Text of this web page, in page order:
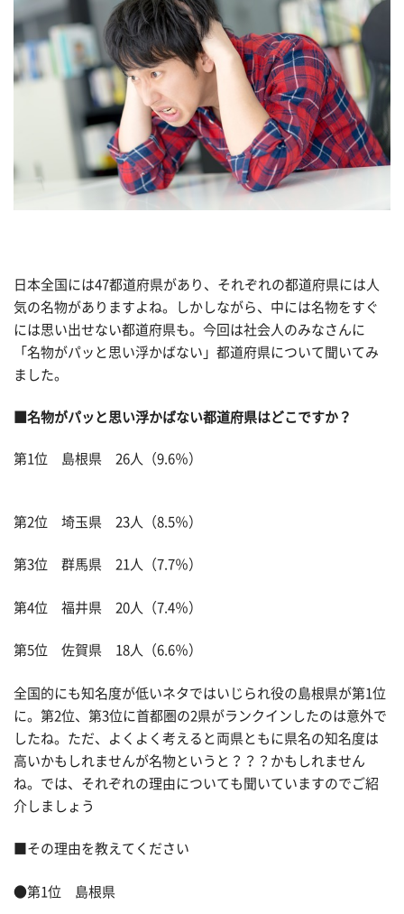
日本全国には47都道府県があり、それぞれの都道府県には人
気の名物がありますよね。しかしながら、中には名物をすぐ
には思い出せない都道府県も。今回は社会人のみなさんに
「名物がパッと思い浮かばない」都道府県について聞いてみ
ました。
■名物がパッと思い浮かばない都道府県はどこですか？
第1位 島根県 26人（9.6％）
第2位 埼玉県 23人（8.5％）
第3位 群馬県 21人（7.7％）
第4位 福井県 20人（7.4％）
第5位 佐賀県 18人（6.6％）
全国的にも知名度が低いネタではいじられ役の島根県が第1位
に。第2位、第3位に首都圏の2県がランクインしたのは意外で
したね。ただ、よくよく考えると両県ともに県名の知名度は
高いかもしれませんが名物というと？？？かもしれません
ね。では、それぞれの理由についても聞いていますのでご紹
介しましょう
■その理由を教えてください
●第1位 島根県